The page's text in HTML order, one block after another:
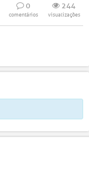
0
comentários
244
visualizações